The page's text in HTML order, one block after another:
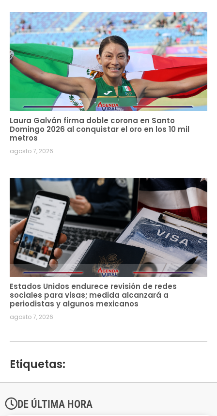
Laura Galván firma doble corona en Santo
Domingo 2026 al conquistar el oro en los 10 mil
metros
agosto 7, 2026
Estados Unidos endurece revisión de redes
sociales para visas; medida alcanzará a
periodistas y algunos mexicanos
agosto 7, 2026
Etiquetas:
DE ÚLTIMA HORA